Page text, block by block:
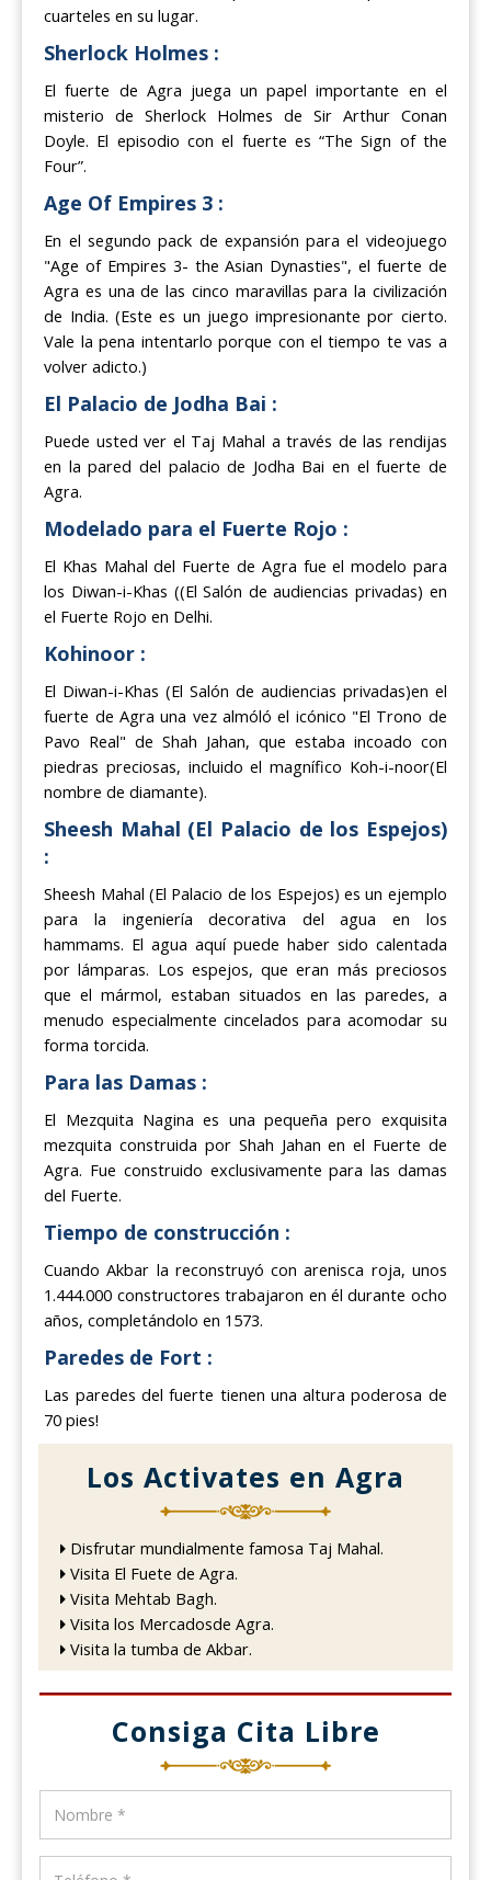
cuarteles en su lugar.
Sherlock Holmes :
El fuerte de Agra juega un papel importante en el
misterio de Sherlock Holmes de Sir Arthur Conan
Doyle. El episodio con el fuerte es “The Sign of the
Four”.
Age Of Empires 3 :
En el segundo pack de expansión para el videojuego
"Age of Empires 3- the Asian Dynasties", el fuerte de
Agra es una de las cinco maravillas para la civilización
de India. (Este es un juego impresionante por cierto.
Vale la pena intentarlo porque con el tiempo te vas a
volver adicto.)
El Palacio de Jodha Bai :
Puede usted ver el Taj Mahal a través de las rendijas
en la pared del palacio de Jodha Bai en el fuerte de
Agra.
Modelado para el Fuerte Rojo :
El Khas Mahal del Fuerte de Agra fue el modelo para
los Diwan-i-Khas ((El Salón de audiencias privadas) en
el Fuerte Rojo en Delhi.
Kohinoor :
El Diwan-i-Khas (El Salón de audiencias privadas)en el
fuerte de Agra una vez almóló el icónico "El Trono de
Pavo Real" de Shah Jahan, que estaba incoado con
piedras preciosas, incluido el magnífico Koh-i-noor(El
nombre de diamante).
Sheesh Mahal (El Palacio de los Espejos)
:
Sheesh Mahal (El Palacio de los Espejos) es un ejemplo
para la ingeniería decorativa del agua en los
hammams. El agua aquí puede haber sido calentada
por lámparas. Los espejos, que eran más preciosos
que el mármol, estaban situados en las paredes, a
menudo especialmente cincelados para acomodar su
forma torcida.
Para las Damas :
El Mezquita Nagina es una pequeña pero exquisita
mezquita construida por Shah Jahan en el Fuerte de
Agra. Fue construido exclusivamente para las damas
del Fuerte.
Tiempo de construcción :
Cuando Akbar la reconstruyó con arenisca roja, unos
1.444.000 constructores trabajaron en él durante ocho
años, completándolo en 1573.
Paredes de Fort :
Las paredes del fuerte tienen una altura poderosa de
70 pies!
Los Activates en Agra
Disfrutar mundialmente famosa Taj Mahal.
Visita El Fuete de Agra.
Visita Mehtab Bagh.
Visita los Mercadosde Agra.
Visita la tumba de Akbar.
Consiga Cita Libre